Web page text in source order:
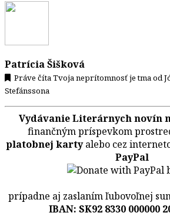
Patrícia Šišková
Práve číta Tvoja neprítomnosť je tma od
Stefánssona
Vydávanie Literárnych novín
finančným príspevkom
platobnej kartyalebo cez
PayPal
prípadne aj zaslaním ľubovoľnej
IBAN: SK92 8330 000000